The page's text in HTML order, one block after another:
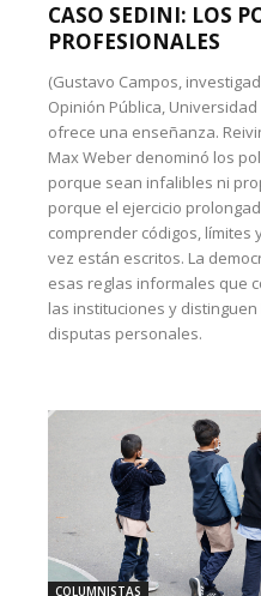
CASO SEDINI: LOS
PROFESIONALES
(Gustavo Campos,
Opinión Pública,
ofrece una enseñanza.
Max Weber denominó los
porque sean infalibles ni
porque el ejercicio
comprender códigos,
vez están escritos. La
esas reglas informales que
las instituciones y
disputas personales.
COLUMNISTAS